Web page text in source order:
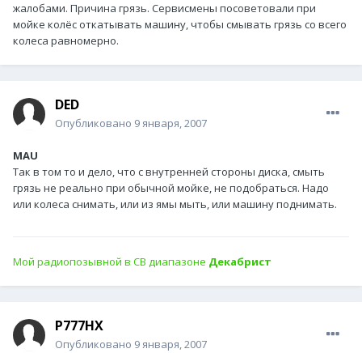
жалобами. Причина грязь. Сервисмены посоветовали при
мойке колёс откатывать машину, чтобы смывать грязь со всего
колеса равномерно.
DED
Опубликовано 9 января, 2007
MAU
Так в том то и дело, что с внутренней стороны диска, смыть
грязь не реально при обычной мойке, не подобраться. Надо
или колеса снимать, или из ямы мыть, или машину поднимать.
Мой радиопозывной в СВ диапазоне Декабрист
P777HX
Опубликовано 9 января, 2007